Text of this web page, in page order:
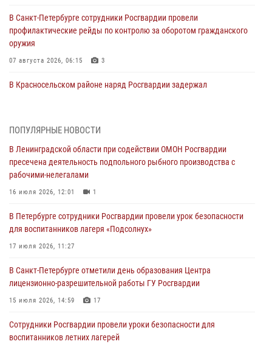
В Санкт-Петербурге сотрудники Росгвардии провели
профилактические рейды по контролю за оборотом гражданского
оружия
07 августа 2026, 06:15 3
В Красносельском районе наряд Росгвардии задержал
06 августа 2026, 13:39 1
В Центральном районе росгвардейцы оперативно задержали
хулигана, стрелявшего из пускового устройства рядом с жилыми
домами
06 августа 2026, 11:36
Сотрудники и военнослужащие Росгвардии обеспечили
правопорядок при проведении матча "Зенит" - "Балтика"
06 августа 2026, 07:30
В Выборгском районе наряд Росгвардии обнаружил
разыскиваемый преступный автотранспорт
05 августа 2026, 12:25 2
Петербургские росгвардейцы обнаружили объявленный в розыск
автомобиль, ранее использовавшийся при совершении кражи в
ПОПУЛЯРНЫЕ НОВОСТИ
В Ленинградской области при содействии ОМОН Росгвардии
пресечена деятельность подпольного рыбного производства с
рабочими-нелегалами
16 июля 2026, 12:01 1
В Петербурге сотрудники Росгвардии провели урок безопасности
для воспитанников лагеря «Подсолнух»
17 июля 2026, 11:27
В Санкт-Петербурге отметили день образования Центра
лицензионно-разрешительной работы ГУ Росгвардии
15 июля 2026, 14:59 17
Сотрудники Росгвардии провели уроки безопасности для
воспитанников летних лагерей